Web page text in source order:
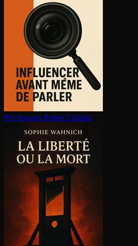
Pré-Suasion Robert Cialdini